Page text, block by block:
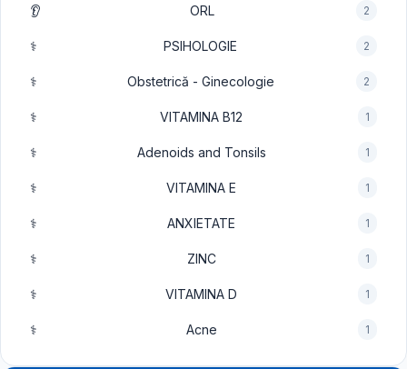
👂 ORL 2
⚕️ PSIHOLOGIE 2
⚕️ Obstetrică - Ginecologie 2
⚕️ VITAMINA B12 1
⚕️ Adenoids and Tonsils 1
⚕️ VITAMINA E 1
⚕️ ANXIETATE 1
⚕️ ZINC 1
⚕️ VITAMINA D 1
⚕️ Acne 1